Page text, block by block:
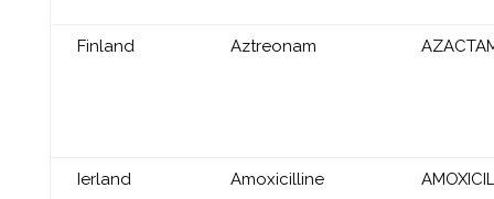
Finland Aztreonam
Ierland Amoxicilline